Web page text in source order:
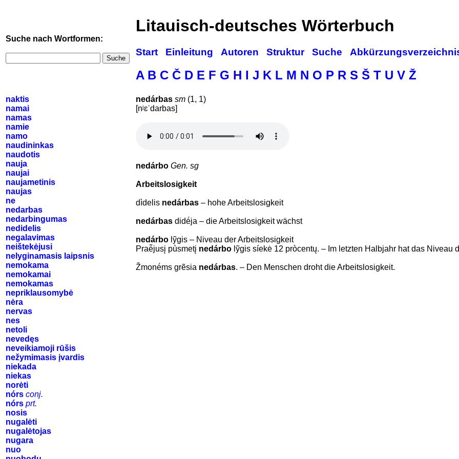
Suche nach Wortformen:
Suche
Litauisch-deutsches Wörterbuch
Start Einleitung Autoren Struktur Suche
A B C Č D E F G H I J K L M N O P R S Š T U V Ž
naktis
namai
namas
namie
namo
naudininkas
naudotis
nauja
naujai
naujametinis
naujas
ne
nedarbas
nedarbingumas
nedidelis
negalavimas
neištekėjusi
nelyginamasis laipsnis
nemokama
nemokamai
nemokamas
nepriklausomybė
nėra
nervas
nes
netoli
nevedęs
neveikiamoji rūšis
nežymimasis įvardis
niekada
niekas
norėti
nórs conj.
nórs prt.
nosis
nugalėti
nugalėtojas
nugara
nuo
nedárbas sm (1, 1)
[nʲɛˈdarbas]
nedárbo Gen. sg
Arbeitslosigkeit
dìdelis nedárbas – hohe Arbeitslosigkeit
nedárbas didė́ja – die Arbeitslosigkeit wächst
nedárbo lỹgis – Niveau der Arbeitslosigkeit
Praė̃jusį pùsmetį nedárbo lỹgis síekė 12 pròcentų. – Im letzten Halbjahr hat das Niveau
Žmonė́ms grẽsia nedárbas. – Den Menschen droht die Arbeitslosigkeit.